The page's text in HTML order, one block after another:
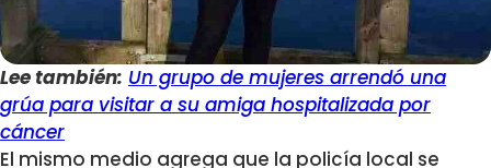
Lee también: Un grupo de mujeres arrendó una
grúa para visitar a su amiga hospitalizada por
cáncer
El mismo medio agrega que la policía local se